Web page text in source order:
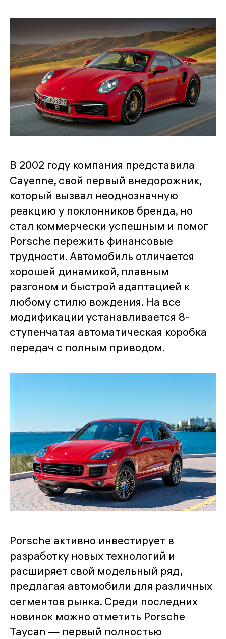
В 2002 году компания представила
Cayenne, свой первый внедорожник,
который вызвал неоднозначную
реакцию у поклонников бренда, но
стал коммерчески успешным и помог
Porsche пережить финансовые
трудности. Автомобиль отличается
хорошей динамикой, плавным
разгоном и быстрой адаптацией к
любому стилю вождения. На все
модификации устанавливается 8-
ступенчатая автоматическая коробка
передач с полным приводом.
Porsche активно инвестирует в
разработку новых технологий и
расширяет свой модельный ряд,
предлагая автомобили для различных
сегментов рынка. Среди последних
новинок можно отметить Porsche
Taycan — первый полностью